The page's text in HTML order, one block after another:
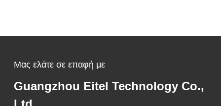
Μας ελάτε σε επαφή με
Guangzhou Eitel Technology Co.,